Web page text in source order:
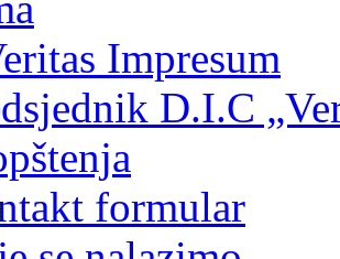
Impresum
D.I.C
formular